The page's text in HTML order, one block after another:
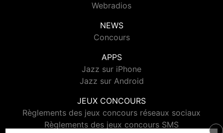
Webradios
NEWS
Concours
APPS
Jazz sur iPhone
Jazz sur Android
JEUX CONCOURS
Règlements des jeux concours réseaux sociaux
Règlements des jeux concours SMS